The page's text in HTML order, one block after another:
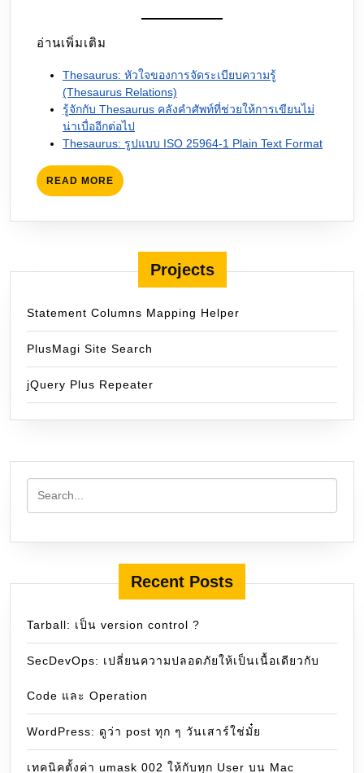
อ่านเพิ่มเติม
Thesaurus: หัวใจของการจัดระเบียบความรู้
(Thesaurus Relations)
รู้จักกับ Thesaurus คลังคำศัพท์ที่ช่วยให้การเขียนไม่
น่าเบื่ออีกต่อไป
Thesaurus: รูปแบบ ISO 25964-1 Plain Text Format
READ MORE READ
MORE
Projects
Statement Columns Mapping Helper
PlusMagi Site Search
jQuery Plus Repeater
Recent Posts
Tarball: เป็น version control ?
SecDevOps: เปลี่ยนความปลอดภัยให้เป็นเนื้อเดียวกับ
Code และ Operation
WordPress: ดูว่า post ทุก ๆ วันเสาร์ใช่มั๋ย
เทคนิคตั้งค่า umask 002 ให้กับทุก User บน Mac